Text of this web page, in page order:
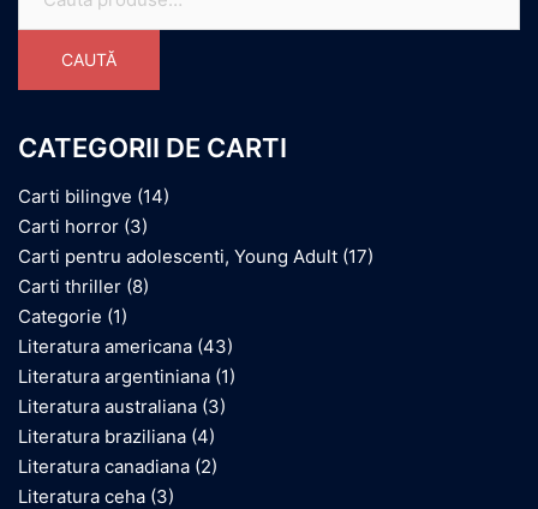
după:
CAUTĂ
CATEGORII DE CARTI
Carti bilingve (14)
Carti horror (3)
Carti pentru adolescenti, Young Adult (17)
Carti thriller (8)
Categorie (1)
Literatura americana (43)
Literatura argentiniana (1)
Literatura australiana (3)
Literatura braziliana (4)
Literatura canadiana (2)
Literatura ceha (3)